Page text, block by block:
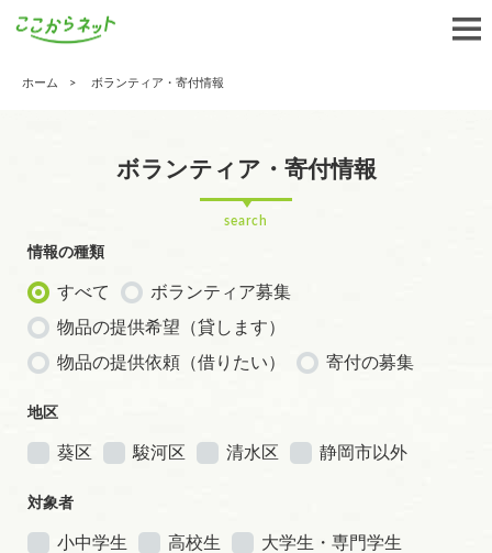
ホーム ボランティア・寄付情報
ボランティア・寄付情報
search
情報の種類
すべて
ボランティア募集
物品の提供希望（貸します）
物品の提供依頼（借りたい）
寄付の募集
地区
葵区 駿河区 清水区 静岡市以外
対象者
小中学生 高校生
大学生・専門学生